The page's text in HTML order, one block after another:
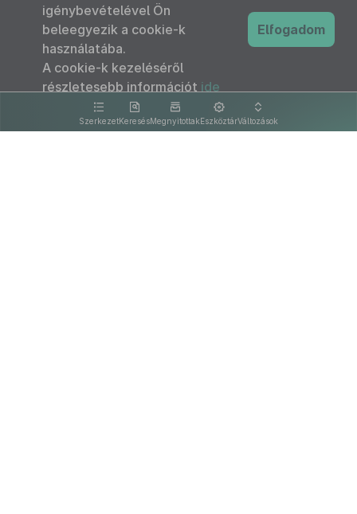
SzerkezetKeresésMegnyitottakEszköztárVáltozások
igénybevételével Ön
beleegyezik a cookie-k
használatába.
A cookie-k kezeléséről
részletesebb információt ide
kattintva olvashat.
Elfogadom